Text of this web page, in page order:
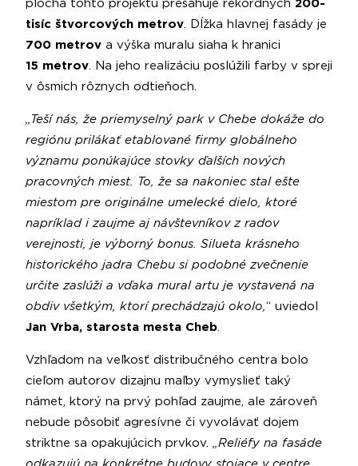
plocha tohto projektu presahuje rekordných 200-
tisíc štvorcových metrov. Dĺžka hlavnej fasády je
700 metrov a výška muralu siaha k hranici
15 metrov. Na jeho realizáciu poslúžili farby v spreji
v ôsmich rôznych odtieňoch.
„Teší nás, že priemyselný park v Chebe dokáže do
regiónu prilákať etablované firmy globálneho
významu ponúkajúce stovky ďalších nových
pracovných miest. To, že sa nakoniec stal ešte
miestom pre originálne umelecké dielo, ktoré
napríklad i zaujme aj návštevníkov z radov
verejnosti, je výborný bonus. Silueta krásneho
historického jadra Chebu si podobné zvečnenie
určite zaslúži a vďaka mural artu je vystavená na
obdiv všetkým, ktorí prechádzajú okolo,“ uviedol
Jan Vrba, starosta mesta Cheb.
Vzhľadom na veľkosť distribučného centra bolo
cieľom autorov dizajnu maľby vymyslieť taký
námet, ktorý na prvý pohľad zaujme, ale zároveň
nebude pôsobiť agresívne či vyvolávať dojem
striktne sa opakujúcich prvkov. „Reliéfy na fasáde